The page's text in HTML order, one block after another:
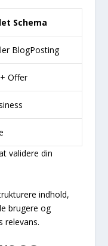
Schema
BlogPosting
+Offer
validere din
indhold,
brugere og
relevans.